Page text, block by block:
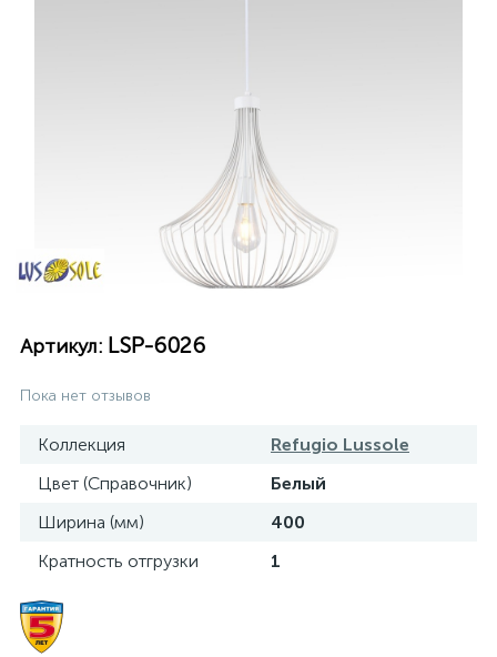
Артикул: LSP-6026
Пока нет отзывов
Коллекция
Refugio Lussole
Цвет (Справочник)
Белый
Ширина (мм)
400
Кратность отгрузки
1